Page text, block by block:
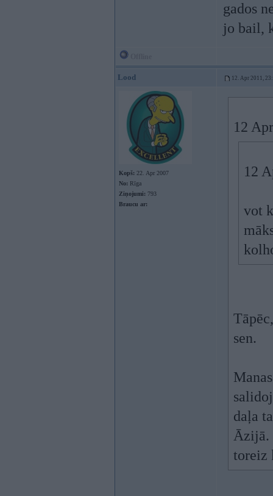
gados
jo bail,
Lood 12. Apr 2011,
Kopš: 22. Apr 2007
No: Rīga
Ziņojumi: 793
Braucu ar:
12
12
vot
sen.
daļa
Āzijā.
toreiz